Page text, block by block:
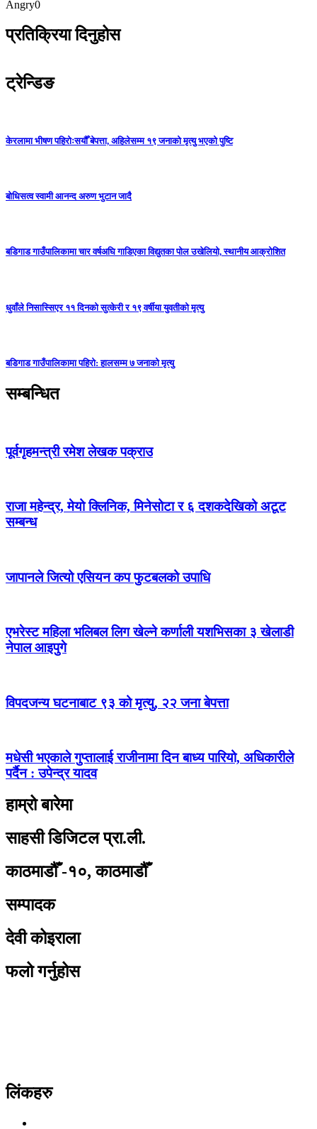
Angry0
प्रतिक्रिया दिनुहोस
ट्रेन्डिङ
केरलामा भीषण पहिरोःसयौँ बेपत्ता, अहिलेसम्म १९ जनाको मृत्यु भएको पुष्टि
बोधिसत्व स्वामी आनन्द अरुण भुटान जादै
बडिगाड गाउँपालिकामा चार वर्षअघि गाडिएका विद्युतका पोल उखेलियो, स्थानीय आक्रोशित
धुवाँले निसास्सिएर ११ दिनको सुत्केरी र १९ वर्षीया युवतीको मृत्यु
बडिगाड गाउँपालिकामा पहिरो: हालसम्म ७ जनाको मृत्यु
सम्बन्धित
पूर्वगृहमन्त्री रमेश लेखक पक्राउ
राजा महेन्द्र, मेयो क्लिनिक, मिनेसोटा र ६ दशकदेखिको अटूट
सम्बन्ध
जापानले जित्यो एसियन कप फुटबलको उपाधि
एभरेस्ट महिला भलिबल लिग खेल्ने कर्णाली यशभिसका ३ खेलाडी
नेपाल आइपुगे
विपदजन्य घटनाबाट ९३ को मृत्यु, २२ जना बेपत्ता
मधेसी भएकाले गुप्तालाई राजीनामा दिन बाध्य पारियो, अधिकारीले
पर्दैन : उपेन्द्र यादव
हाम्रो बारेमा
साहसी डिजिटल प्रा.ली.
काठमाडौँ -१०, काठमाडौँ
सम्पादक
देवी कोइराला
फलो गर्नुहोस
लिंकहरु